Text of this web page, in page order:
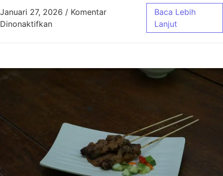
Januari 27, 2026 / Komentar
Dinonaktifkanpada Harga Aqiqah Bandung Terbaik Se-
Baca Lebih
Lanjut